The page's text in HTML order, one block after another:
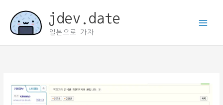
jdev.date
일본으로 가자